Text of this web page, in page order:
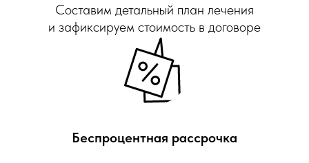
Составим детальный план лечения
и зафиксируем стоимость в договоре
Беспроцентная рассрочка